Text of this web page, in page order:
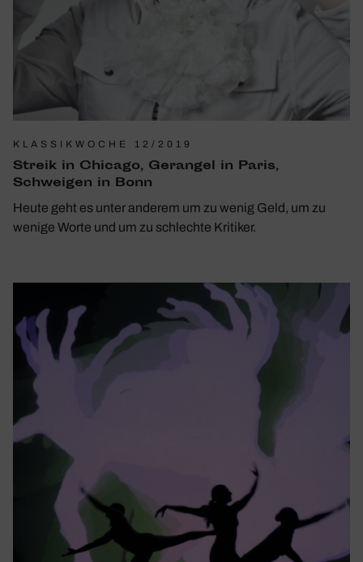
KLASSIKWOCHE 12/2019
Streik in Chicago, Gerangel in Paris,
Schweigen in Bonn
Heute geht es unter anderem um zu wenig Geld, um zu
wenige Worte und um zu schlechte Kritiker.